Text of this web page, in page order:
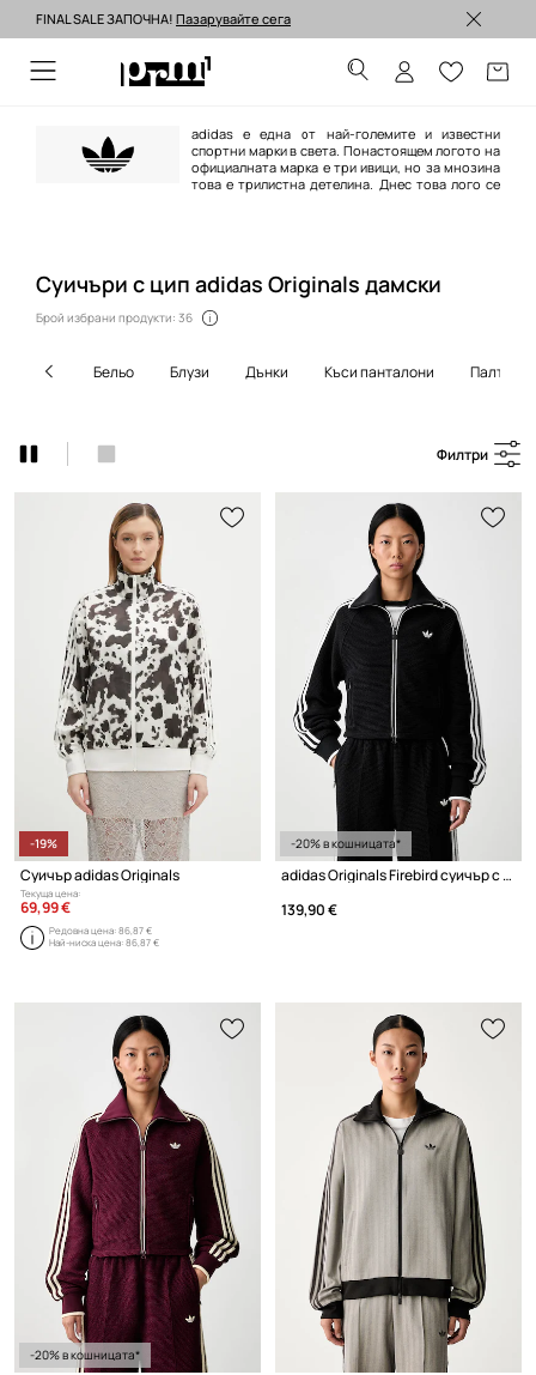
Изпращане до 24 часа >
FINAL SALE ЗАПОЧНА! Пазарувайте сега
adidas е една от най-големите и известни
спортни марки в света. Понастоящем логото на
официалната марка е три ивици, но за мнозина
това е трилистна детелина. Днес това лого се
Суичъри с цип adidas Originals дамски
Брой избрани продукти: 36
бельо блузи дънки къси панталони палта
Филтри
-19%
Суичър adidas Originals
Текуща цена:
69,99 €
Редовна цена:86,87 €
Най-ниска цена:86,87 €
-20% в кошницата*
adidas Originals Firebird суичър с цип дамски
139,90 €
-20% в кошницата*